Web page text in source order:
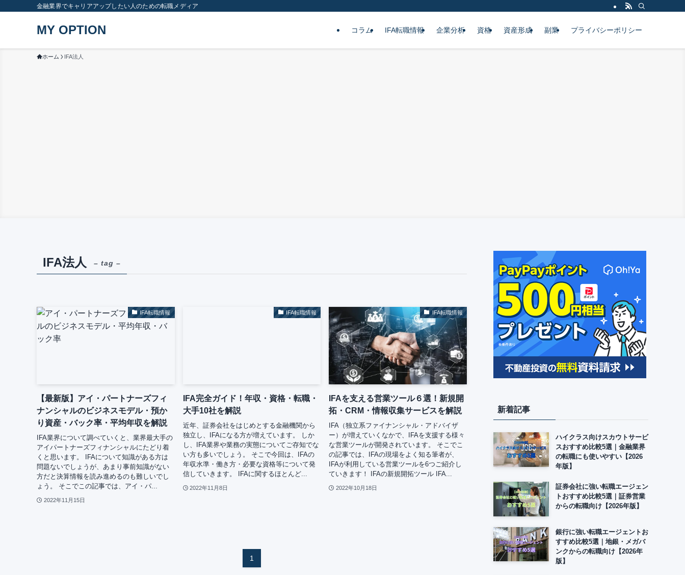
金融業界でキャリアアップしたい人のための転職メディア
MY OPTION コラム IFA転職情報 企業分析 資格 資産形成 副業 プライバシーポリシー
ホーム IFA法人
IFA法人 – tag –
IFA転職情報
【最新版】アイ・パートナーズフィ
ナンシャルのビジネスモデル・預か
り資産・バック率・平均年収を解説
IFA業界について調べていくと、業界最大手の
アイパートナーズフィナンシャルにたどり着
くと思います。 IFAについて知識がある方は
問題ないでしょうが、あまり事前知識がない
方だと決算情報を読み進めるのも難しいでし
ょう。 そこでこの記事では、アイ・パ...
2022年11月15日
IFA転職情報
IFA完全ガイド！年収・資格・転職・
大手10社を解説
近年、証券会社をはじめとする金融機関から
独立し、IFAになる方が増えています。 しか
し、IFA業界や業務の実態についてご存知でな
い方も多いでしょう。 そこで今回は、IFAの
年収水準・働き方・必要な資格等について発
信していきます。 IFAに関するほとんど...
2022年11月8日
IFA転職情報
IFAを支える営業ツール６選！新規開
拓・CRM・情報収集サービスを解説
IFA（独立系ファイナンシャル・アドバイザ
ー）が増えていくなかで、IFAを支援する様々
な営業ツールが開発されています。 そこでこ
の記事では、IFAの現場をよく知る筆者が、
IFAが利用している営業ツールを6つご紹介し
ていきます！ IFAの新規開拓ツール IFA...
2022年10月18日
1
新着記事
ハイクラス向けスカウトサービ
スおすすめ比較5選｜金融業界
の転職にも使いやすい【2026
年版】
証券会社に強い転職エージェン
トおすすめ比較5選｜証券営業
からの転職向け【2026年版】
銀行に強い転職エージェントお
すすめ比較5選｜地銀・メガバ
ンクからの転職向け【2026年
版】